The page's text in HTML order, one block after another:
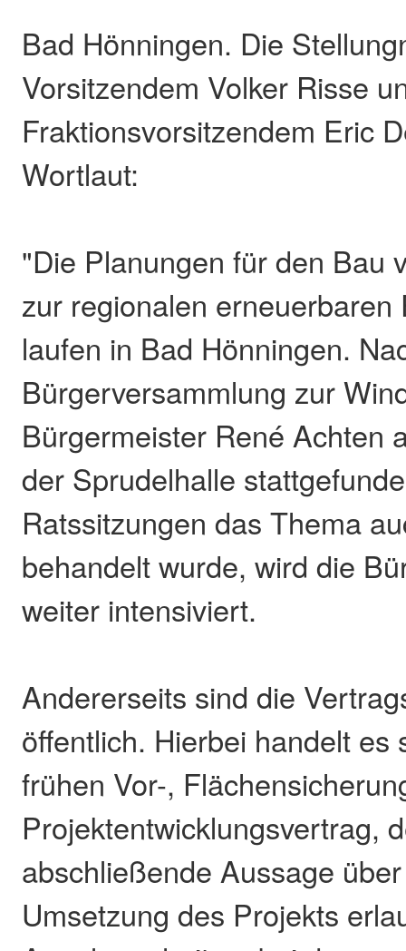
Bad Hönningen. Die
Vorsitzendem Volker Risse
Fraktionsvorsitzendem Eric
Wortlaut:
"Die Planungen für den Bau
zur regionalen
laufen in Bad Hönningen.
Bürgerversammlung zur
Bürgermeister René Achten
der Sprudelhalle
Ratssitzungen das Thema
behandelt wurde, wird die
weiter intensiviert.
Andererseits sind die
öffentlich. Hierbei handelt es
frühen Vor-,
Projektentwicklungsvertrag,
abschließende Aussage
Umsetzung des Projekts